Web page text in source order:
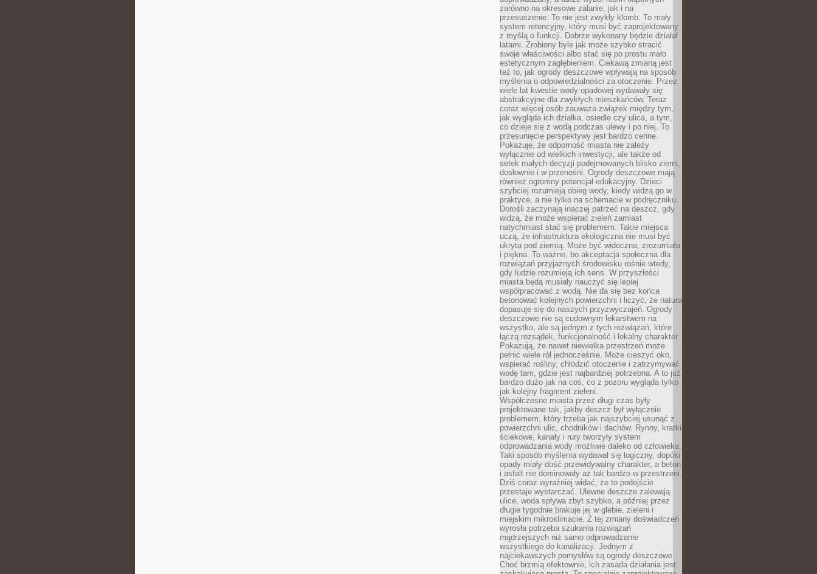
zarówno na okresowe zalanie, jak i na
przesuszenie. To nie jest zwykły klomb. To mały
system retencyjny, który musi być zaprojektowany
z myślą o funkcji. Dobrze wykonany będzie działał
latami. Zrobiony byle jak może szybko stracić
swoje właściwości albo stać się po prostu mało
estetycznym zagłębieniem. Ciekawą zmianą jest
też to, jak ogrody deszczowe wpływają na sposób
myślenia o odpowiedzialności za otoczenie. Przez
wiele lat kwestie wody opadowej wydawały się
abstrakcyjne dla zwykłych mieszkańców. Teraz
coraz więcej osób zauważa związek między tym,
jak wygląda ich działka, osiedle czy ulica, a tym,
co dzieje się z wodą podczas ulewy i po niej. To
przesunięcie perspektywy jest bardzo cenne.
Pokazuje, że odporność miasta nie zależy
wyłącznie od wielkich inwestycji, ale także od
setek małych decyzji podejmowanych blisko ziemi,
dosłownie i w przenośni. Ogrody deszczowe mają
również ogromny potencjał edukacyjny. Dzieci
szybciej rozumieją obieg wody, kiedy widzą go w
praktyce, a nie tylko na schemacie w podręczniku.
Dorośli zaczynają inaczej patrzeć na deszcz, gdy
widzą, że może wspierać zieleń zamiast
natychmiast stać się problemem. Takie miejsca
uczą, że infrastruktura ekologiczna nie musi być
ukryta pod ziemią. Może być widoczna, zrozumiała
i piękna. To ważne, bo akceptacja społeczna dla
rozwiązań przyjaznych środowisku rośnie wtedy,
gdy ludzie rozumieją ich sens. W przyszłości
miasta będą musiały nauczyć się lepiej
współpracować z wodą. Nie da się bez końca
betonować kolejnych powierzchni i liczyć, że natura
dopasuje się do naszych przyzwyczajeń. Ogrody
deszczowe nie są cudownym lekarstwem na
wszystko, ale są jednym z tych rozwiązań, które
łączą rozsądek, funkcjonalność i lokalny charakter.
Pokazują, że nawet niewielka przestrzeń może
pełnić wiele ról jednocześnie. Może cieszyć oko,
wspierać rośliny, chłodzić otoczenie i zatrzymywać
wodę tam, gdzie jest najbardziej potrzebna. A to już
bardzo dużo jak na coś, co z pozoru wygląda tylko
jak kolejny fragment zieleni.
Współczesne miasta przez długi czas były
projektowane tak, jakby deszcz był wyłącznie
problemem, który trzeba jak najszybciej usunąć z
powierzchni ulic, chodników i dachów. Rynny, kratki
ściekowe, kanały i rury tworzyły system
odprowadzania wody możliwie daleko od człowieka.
Taki sposób myślenia wydawał się logiczny, dopóki
opady miały dość przewidywalny charakter, a beton
i asfalt nie dominowały aż tak bardzo w przestrzeni.
Dziś coraz wyraźniej widać, że to podejście
przestaje wystarczać. Ulewne deszcze zalewają
ulice, woda spływa zbyt szybko, a później przez
długie tygodnie brakuje jej w glebie, zieleni i
miejskim mikroklimacie. Z tej zmiany doświadczeń
wyrosła potrzeba szukania rozwiązań
mądrzejszych niż samo odprowadzanie
wszystkiego do kanalizacji. Jednym z
najciekawszych pomysłów są ogrody deszczowe.
Choć brzmią efektownie, ich zasada działania jest